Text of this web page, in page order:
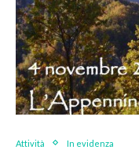
Attività In evidenza